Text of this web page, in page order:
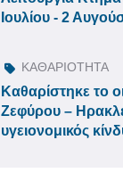
Ιουλίου - 2
ΚΑΘΑΡΙΟΤΗΤΑ
Καθαρίστηκε το
Ζεφύρου –
υγειονομικός